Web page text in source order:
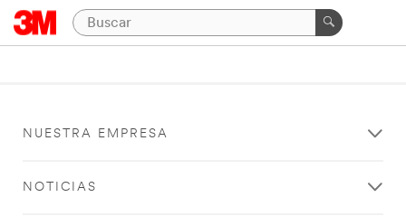
NUESTRA EMPRESA
NOTICIAS